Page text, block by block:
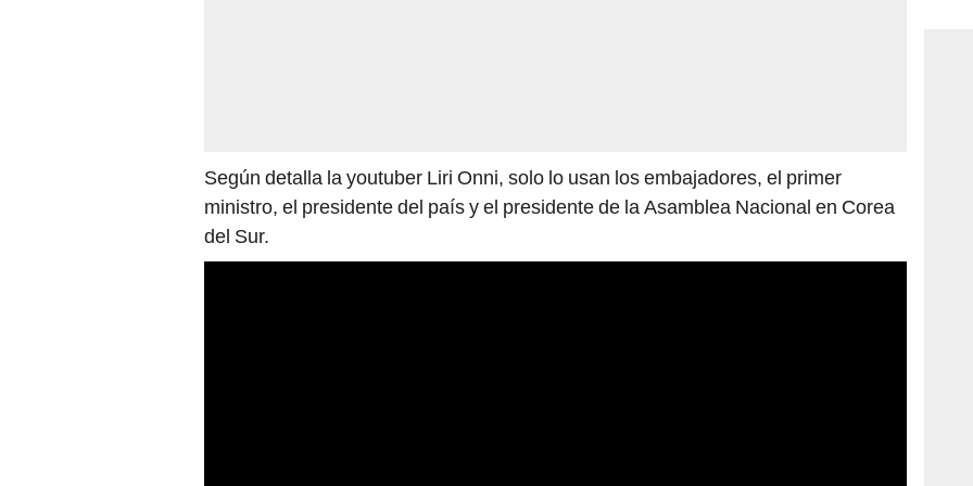
Según detalla la youtuber Liri Onni, solo lo usan los embajadores, el primer
ministro, el presidente del país y el presidente de la Asamblea Nacional en Corea
del Sur.